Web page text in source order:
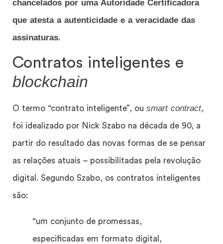
chancelados por uma Autoridade Certificadora
que atesta a autenticidade e a veracidade das
assinaturas.
Contratos inteligentes e
blockchain
O termo “contrato inteligente”, ou smart contract,
foi idealizado por Nick Szabo na década de 90, a
partir do resultado das novas formas de se pensar
as relações atuais – possibilitadas pela revolução
digital. Segundo Szabo, os contratos inteligentes
são:
“um conjunto de promessas,
especificadas em formato digital,